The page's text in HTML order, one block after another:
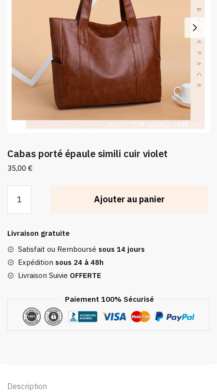
Cabas porté épaule simili cuir violet
35,00 €
Cabas
épaule
simili
cuir
violet
Ajouter au panier
Livraison gratuite
Satisfait ou Remboursé sous 14 jours
Expédition sous 24 à 48h
Livraison Suivie OFFERTE
Paiement 100% Sécurisé
Description